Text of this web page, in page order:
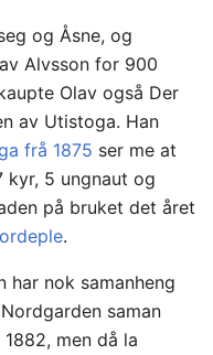
og Åsne, og
Alvsson for 900
Olav også Der
av Utistoga. Han
frå 1875 ser me at
kyr, 5 ungnaut og
på bruket det året
.
har nok samanheng
saman
men då la